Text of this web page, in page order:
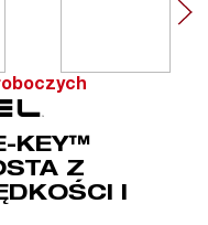
KEY™
Z
I